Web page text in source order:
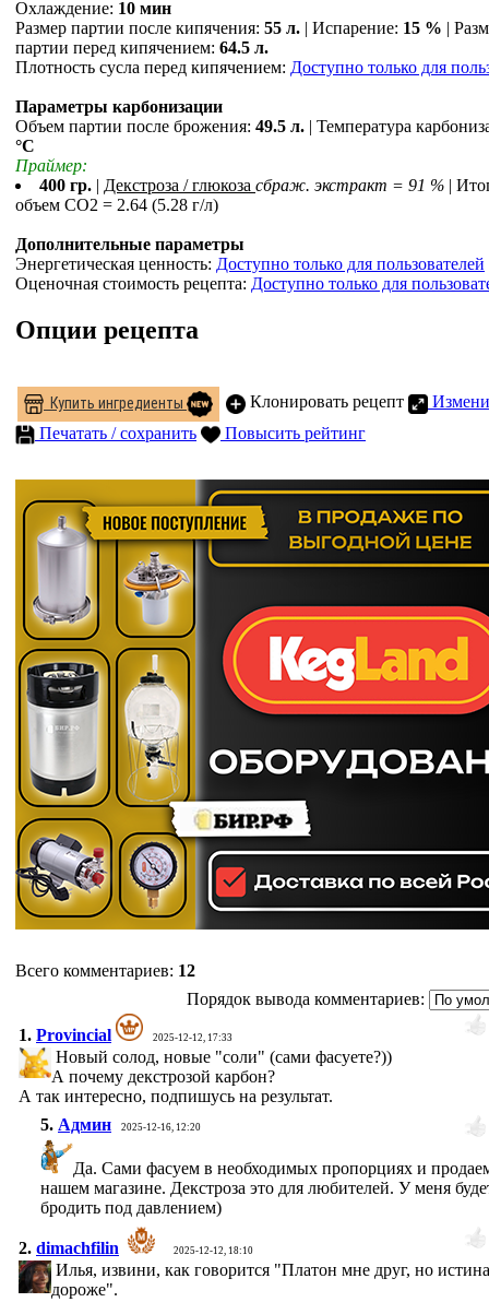
Охлаждение: 10 мин
Размер партии после кипячения: 55 л. | Испарение: 15 % |
партии перед кипячением: 64.5 л.
Плотность сусла перед кипячением: Доступно только для
Параметры карбонизации
Объем партии после брожения: 49.5 л. | Температура
°С
Праймер:
400 гр. | Декстроза / глюкоза сбраж. экстракт = 91 % |
объем СO2 = 2.64 (5.28 г/л)
Дополнительные параметры
Энергетическая ценность: Доступно только для пользователей
Оценочная стоимость рецепта: Доступно только для
Опции рецепта
Купить ингредиенты Клонировать рецепт
Печатать / сохранить
Повысить рейтинг
Всего комментариев: 12
Порядок вывода комментариев:
1. Provincial 2025-12-12, 17:33
Новый солод, новые "соли" (сами фасуете?))
А почему декстрозой карбон?
А так интересно, подпишусь на результат.
5. Админ 2025-12-16, 12:20
Да. Сами фасуем в необходимых пропорциях и
нашем магазине. Декстроза это для любителей. У меня
бродить под давлением)
2. dimachfilin 2025-12-12, 18:10
Илья, извини, как говорится "Платон мне друг, но истина
дороже".